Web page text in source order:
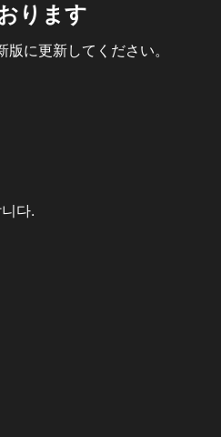
ります
に更新してください。
다.